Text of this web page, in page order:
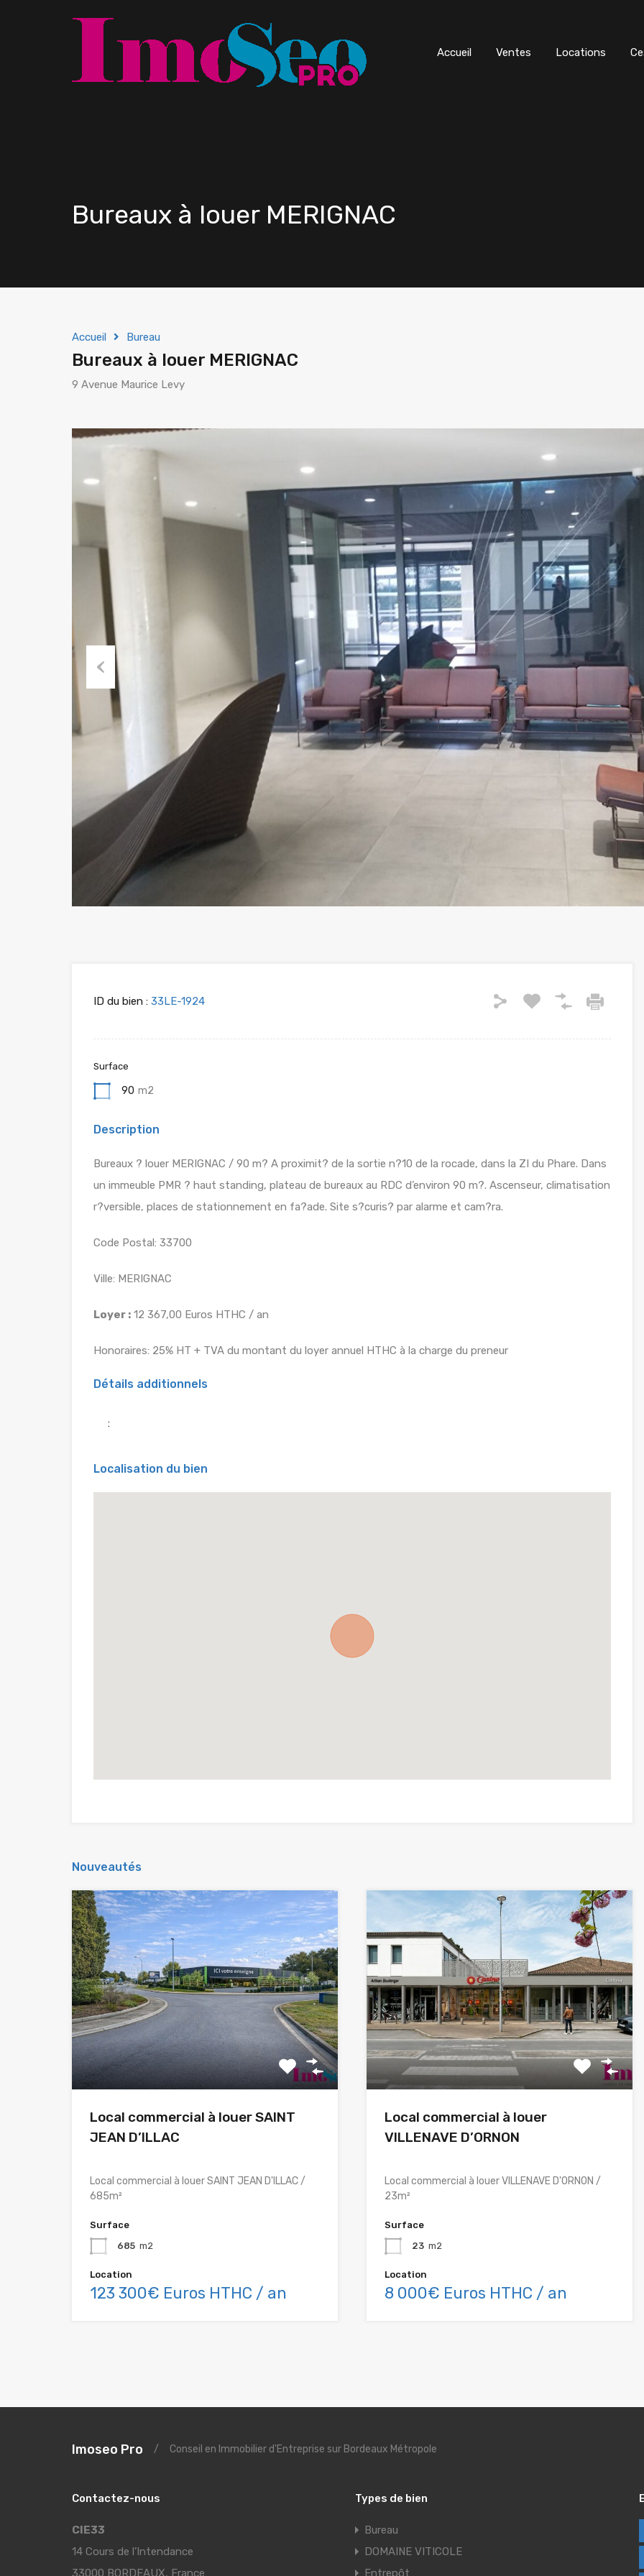
Accueil Ventes Locations
Bureaux à louer MERIGNAC
Accueil Bureau
Bureaux à louer MERIGNAC
9 Avenue Maurice Levy
Previous
ID du bien : 33LE-1924
Surface
90 m2
Description
Bureaux ? louer MERIGNAC / 90 m? A proximit? de la sortie n?10 de la rocade, dans la ZI du Phare. Dans
un immeuble PMR ? haut standing, plateau de bureaux au RDC d’environ 90 m?. Ascenseur, climatisation
r?versible, places de stationnement en fa?ade. Site s?curis? par alarme et cam?ra.
Code Postal: 33700
Ville: MERIGNAC
Loyer : 12 367,00 Euros HTHC / an
Honoraires: 25% HT + TVA du montant du loyer annuel HTHC à la charge du preneur
Détails additionnels
:
Localisation du bien
Nouveautés
Local commercial à louer SAINT
JEAN D’ILLAC
Local commercial à louer SAINT JEAN D'ILLAC /
685m²
Surface
685 m2
Location
123 300€ Euros HTHC / an
Local commercial à louer
VILLENAVE D’ORNON
Local commercial à louer VILLENAVE D'ORNON /
23m²
Surface
23 m2
Location
8 000€ Euros HTHC / an
Imoseo Pro / Conseil en Immobilier d'Entreprise sur Bordeaux Métropole
Contactez-nous
CIE33
14 Cours de l’Intendance
33000 BORDEAUX, France
Types de bien
Bureau
DOMAINE VITICOLE
Entrepôt